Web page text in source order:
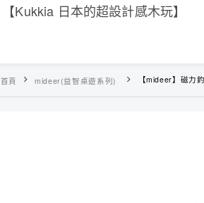
【Kukkia 日本的超設計感木玩】
首頁 mideer(益智桌遊系列) 【mideer】磁力